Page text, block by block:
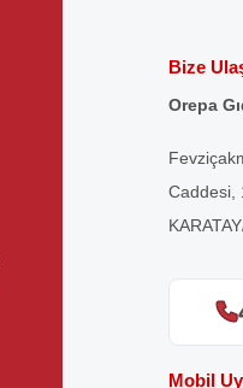
Bize
Orepa
Caddesi,
Mobil